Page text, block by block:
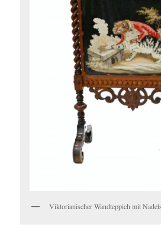
Viktorianischer Wandteppich mit